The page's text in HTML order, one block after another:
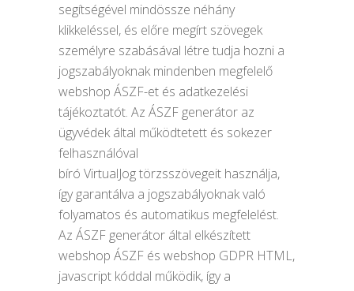
segítségével mindössze néhány
klikkeléssel, és előre megírt szövegek
személyre szabásával létre tudja hozni a
jogszabályoknak mindenben megfelelő
webshop ÁSZF-et és adatkezelési
tájékoztatót. Az ÁSZF generátor az
ügyvédek által működtetett és sokezer
felhasználóval
bíró VirtualJog törzsszövegeit használja,
így garantálva a jogszabályoknak való
folyamatos és automatikus megfelelést.
Az ÁSZF generátor által elkészített
webshop ÁSZF és webshop GDPR HTML,
javascript kóddal működik, így a